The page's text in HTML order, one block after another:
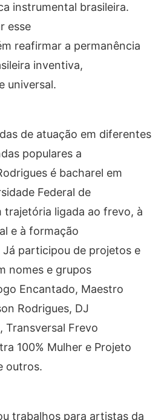
instrumental brasileira.
esse
reafirmar a permanência
inventiva,
universal.
de atuação em diferentes
populares a
é bacharel em
Federal de
trajetória ligada ao frevo, à
e à formação
Já participou de projetos e
nomes e grupos
Encantado, Maestro
Rodrigues, DJ
Transversal Frevo
100% Mulher e Projeto
outros.
trabalhos para artistas da